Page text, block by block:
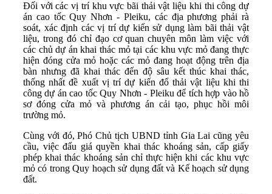
Đối với các vị trí khu vực bãi thải vật liệu khi thi công dự
án cao tốc Quy Nhơn - Pleiku, các địa phương phải rà
soát, xác định các vị trí dự kiến sử dụng làm bãi thải vật
liệu, trong đó chỉ đạo cơ quan chuyên môn làm việc với
các chủ dự án khai thác mỏ tại các khu vực mỏ đang thực
hiện đóng cửa mỏ hoặc các mỏ đang hoạt động trên địa
bàn nhưng đã khai thác đến độ sâu kết thúc khai thác,
thống nhất đề xuất vị trí dự kiến đổ thải vật liệu khi thi
công dự án cao tốc Quy Nhơn - Pleiku để tích hợp vào hồ
sơ đóng cửa mỏ và phương án cải tạo, phục hồi môi
trường mỏ.
Cùng với đó, Phó Chủ tịch UBND tỉnh Gia Lai cũng yêu
cầu, việc đấu giá quyền khai thác khoáng sản, cấp giấy
phép khai thác khoáng sản chỉ thực hiện khi các khu vực
mỏ có trong Quy hoạch sử dụng đất và Kế hoạch sử dụng
đất.